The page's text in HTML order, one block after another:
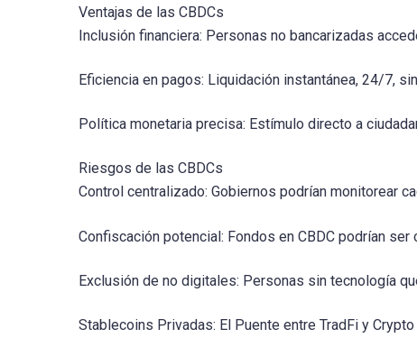
Ventajas de las CBDCs
Inclusión financiera: Personas no bancarizadas
Eficiencia en pagos: Liquidación instantánea, 24/7,
Política monetaria precisa: Estímulo directo a
Riesgos de las CBDCs
Control centralizado: Gobiernos podrían monitorear
Confiscación potencial: Fondos en CBDC podrían
Exclusión de no digitales: Personas sin tecnología
Stablecoins Privadas: El Puente entre TradFi y Crypto